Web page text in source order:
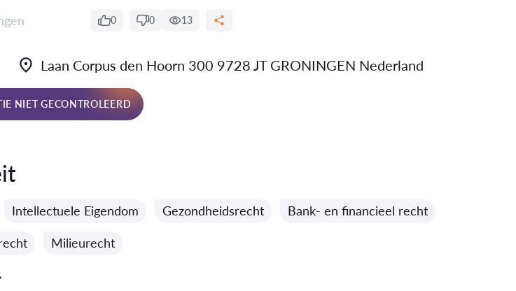
0 0 13
Laan Corpus den Hoorn 300 9728 JT GRONINGEN Nederland
NIET GECONTROLEERD
Intellectuele Eigendom Gezondheidsrecht Bank- en financieel recht
Milieurecht